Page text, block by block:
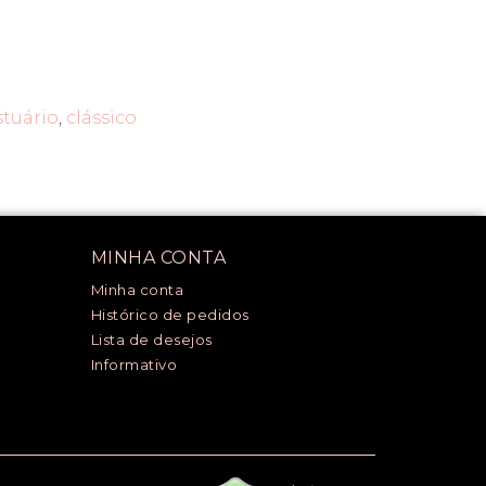
, clássico
MINHA CONTA
Minha conta
Histórico de pedidos
Lista de desejos
Informativo